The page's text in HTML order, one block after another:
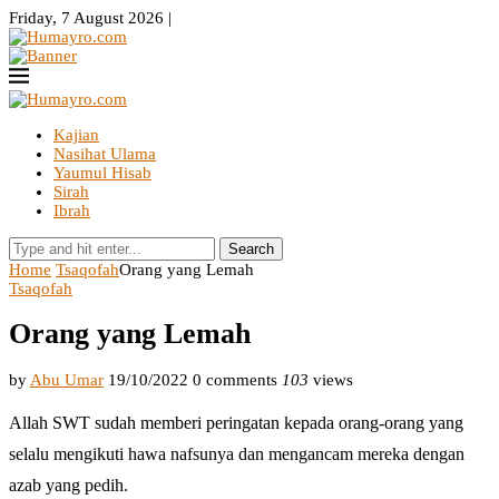
Friday, 7 August 2026 |
Kajian
Nasihat Ulama
Yaumul Hisab
Sirah
Ibrah
Search
Home TsaqofahOrang yang Lemah
Tsaqofah
Orang yang Lemah
by Abu Umar 19/10/2022 0 comments 103 views
Allah SWT sudah memberi peringatan kepada orang-orang yang
selalu mengikuti hawa nafsunya dan mengancam mereka dengan
azab yang pedih.